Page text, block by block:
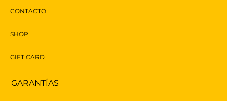
CONTACTO
SHOP
GIFT CARD
GARANTÍAS